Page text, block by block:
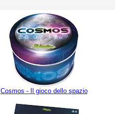
Cosmos - Il gioco dello spazio